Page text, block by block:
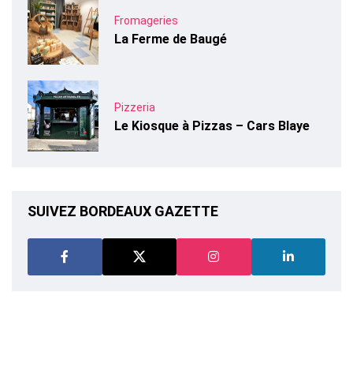
Fromageries
La Ferme de Baugé
Pizzeria
Le Kiosque à Pizzas – Cars Blaye
SUIVEZ BORDEAUX GAZETTE